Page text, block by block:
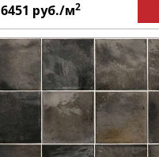
6451 руб./м2